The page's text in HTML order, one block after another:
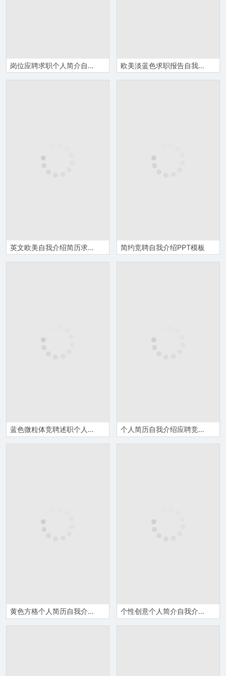
岗位应聘求职个人简介自我介绍PPT模板 欧美淡蓝色求职报告自我介绍PPT模板
英文欧美自我介绍简历求职竞聘通用PPT模板 简约竞聘自我介绍PPT模板
蓝色微粒体竞聘述职个人简历自我介绍PPT模板 个人简历自我介绍应聘竞聘岗位PPT模板
黄色方格个人简历自我介绍PPT模板 个性创意个人简介自我介绍岗位竞聘PPT模板